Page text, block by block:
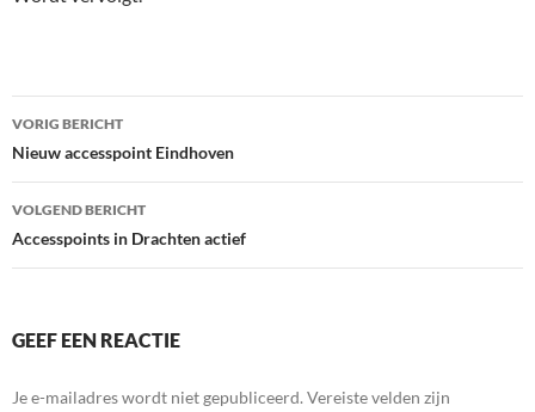
Bericht
navigatie
VORIG BERICHT
Nieuw accesspoint Eindhoven
VOLGEND BERICHT
Accesspoints in Drachten actief
GEEF EEN REACTIE
Je e-mailadres wordt niet gepubliceerd. Vereiste velden zijn